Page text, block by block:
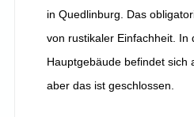
in Quedlinburg. Das
von rustikaler Einfachheit. In
Hauptgebäude befindet sich
aber das ist geschlossen.